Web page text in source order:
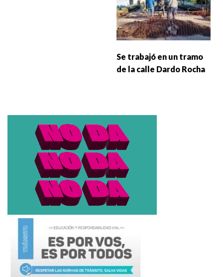
Se trabajó en un tramo
de la calle Dardo Rocha